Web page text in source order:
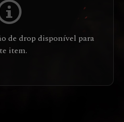
de drop disponível para
item.